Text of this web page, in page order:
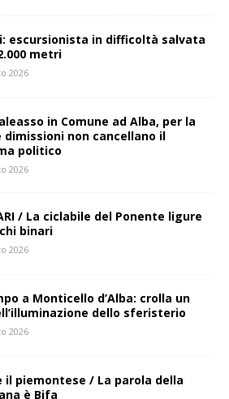
escursionista in difficoltà salvata
metri
2026
in Comune ad Alba, per la
dimissioni non cancellano il
politico
2026
/ La ciclabile del Ponente ligure
binari
2026
a Monticello d’Alba: crolla un
dello sferisterio
2026
il piemontese / La parola della
è Bifa